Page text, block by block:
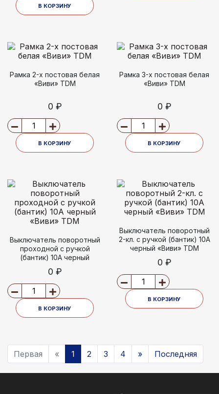
В КОРЗИНУ
Рамка 2-х постовая белая
«Виви» TDM
0 ₽
В КОРЗИНУ
Рамка 3-х постовая белая
«Виви» TDM
0 ₽
В КОРЗИНУ
Выключатель поворотный
проходной с ручкой
(бантик) 10А черный
0 ₽
В КОРЗИНУ
Выключатель поворотный
2-кл. с ручкой (бантик) 10А
черный «Виви» TDM
0 ₽
В КОРЗИНУ
Первая « 1 2 3 4 » Последняя